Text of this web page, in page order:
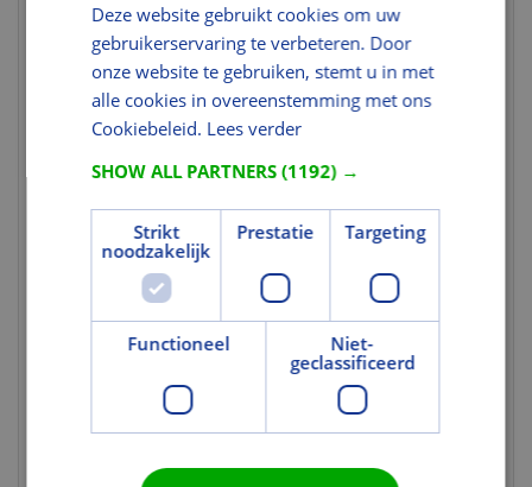
Brutogewicht
1,699
Gewicht eenheid st
Materiaal
Verduisterend Ja
Kleur en Oppervlak
4564S
VELUX verduisterende rolgordijnen
plus plissé geven u het beste van beide
voor een goede nachtrust en een
Deze website gebruikt cookies om uw
gebruikerservaring te verbeteren. Door
onze website te gebruiken, stemt u in met
alle cookies in overeenstemming met ons
Cookiebeleid. Lees verder
SHOW ALL PARTNERS(1192) →
Strikt
noodzakelijk
Prestatie Targeting
Functioneel
Niet-
geclassificeerd